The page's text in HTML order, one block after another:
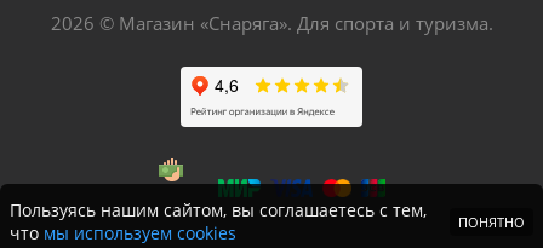
2026 © Магазин «Снаряга». Для спорта и туризма.
Пользуясь нашим сайтом, вы соглашаетесь с тем,
что мы используем cookies ПОНЯТНО